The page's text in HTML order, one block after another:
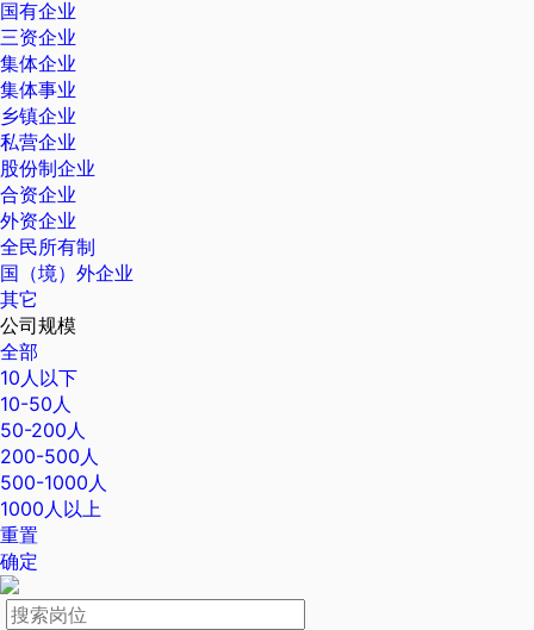
国有企业
三资企业
集体企业
集体事业
乡镇企业
私营企业
股份制企业
合资企业
外资企业
全民所有制
国（境）外企业
其它
公司规模
全部
10人以下
10-50人
50-200人
200-500人
500-1000人
1000人以上
重置
确定